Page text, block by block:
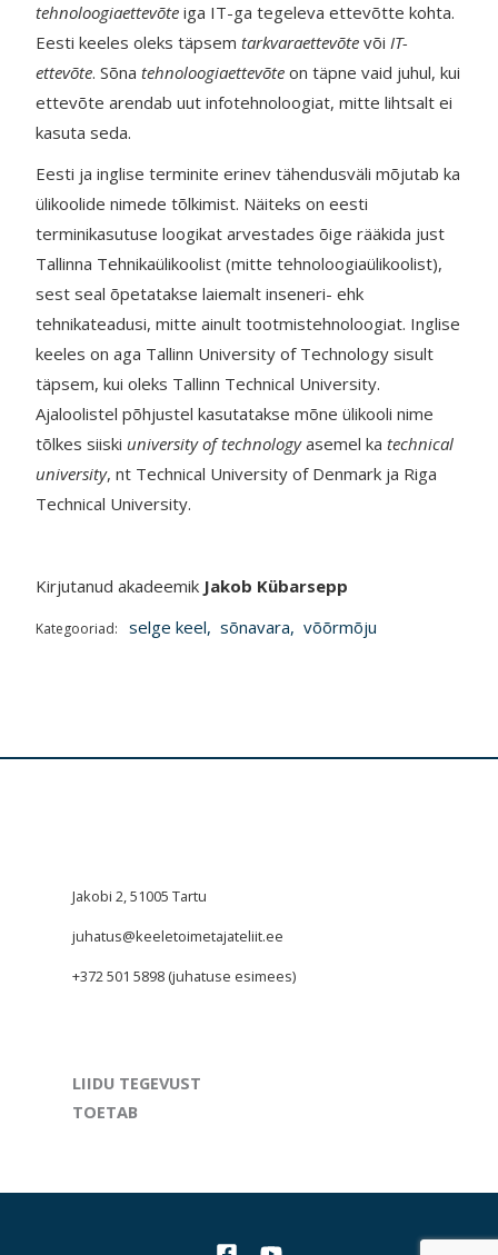
tehnoloogiaettevõte iga IT-ga tegeleva ettevõtte kohta.
Eesti keeles oleks täpsemtarkvaraettevõte võiIT-
ettevõte. Sõnatehnoloogiaettevõte on täpne vaid juhul, kui
ettevõte arendab uut infotehnoloogiat, mitte lihtsalt ei
kasuta seda.
Eesti ja inglise terminite erinev tähendusväli mõjutab ka
ülikoolide nimede tõlkimist. Näiteks on eesti
terminikasutuse loogikat arvestades õige rääkida just
Tallinna Tehnikaülikoolist (mitte tehnoloogiaülikoolist),
sest seal õpetatakse laiemalt inseneri- ehk
tehnikateadusi, mitte ainult tootmistehnoloogiat. Inglise
keeles on aga Tallinn University of Technology sisult
täpsem, kui oleks Tallinn Technical University.
Ajaloolistel põhjustel kasutatakse mõne ülikooli nime
tõlkes siiskiuniversity of technologyasemel katechnical
university, nt Technical University of Denmark ja Riga
Technical University.
Kirjutanud akadeemik Jakob Kübarsepp
Kategooriad: selge keel,sõnavara,võõrmõju
Jakobi 2, 51005 Tartu
juhatus@keeletoimetajateliit.ee
+372 501 5898 (juhatuse esimees)
LIIDU TEGEVUST
TOETAB